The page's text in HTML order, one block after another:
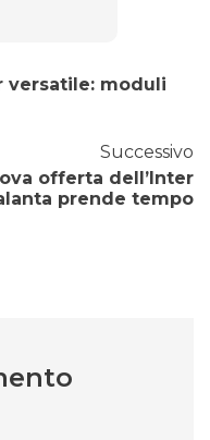
versatile: moduli
Successivo
offerta dell’Inter
prende tempo